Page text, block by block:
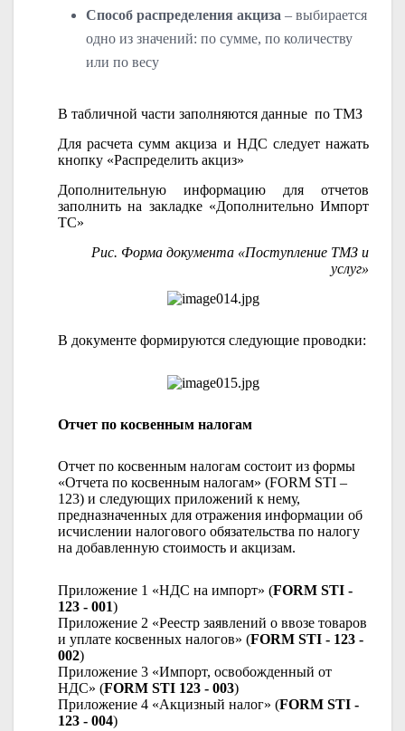
Способ распределения акциза – выбирается
одно из значений: по сумме, по количеству
или по весу
В табличной части заполняются данные по ТМЗ
Для расчета сумм акциза и НДС следует нажать
кнопку «Распределить акциз»
Дополнительную информацию для отчетов
заполнить на закладке «Дополнительно Импорт
ТС»
Рис. Форма документа «Поступление ТМЗ и
услуг»
В документе формируются следующие проводки:
Отчет по косвенным налогам
Отчет по косвенным налогам состоит из формы
«Отчета по косвенным налогам» (FORM STI –
123) и следующих приложений к нему,
предназначенных для отражения информации об
исчислении налогового обязательства по налогу
на добавленную стоимость и акцизам.
Приложение 1 «НДС на импорт» (FORM STI -
123 - 001)
Приложение 2 «Реестр заявлений о ввозе товаров
и уплате косвенных налогов» (FORM STI - 123 -
002)
Приложение 3 «Импорт, освобожденный от
НДС» (FORM STI 123 - 003)
Приложение 4 «Акцизный налог» (FORM STI -
123 - 004)